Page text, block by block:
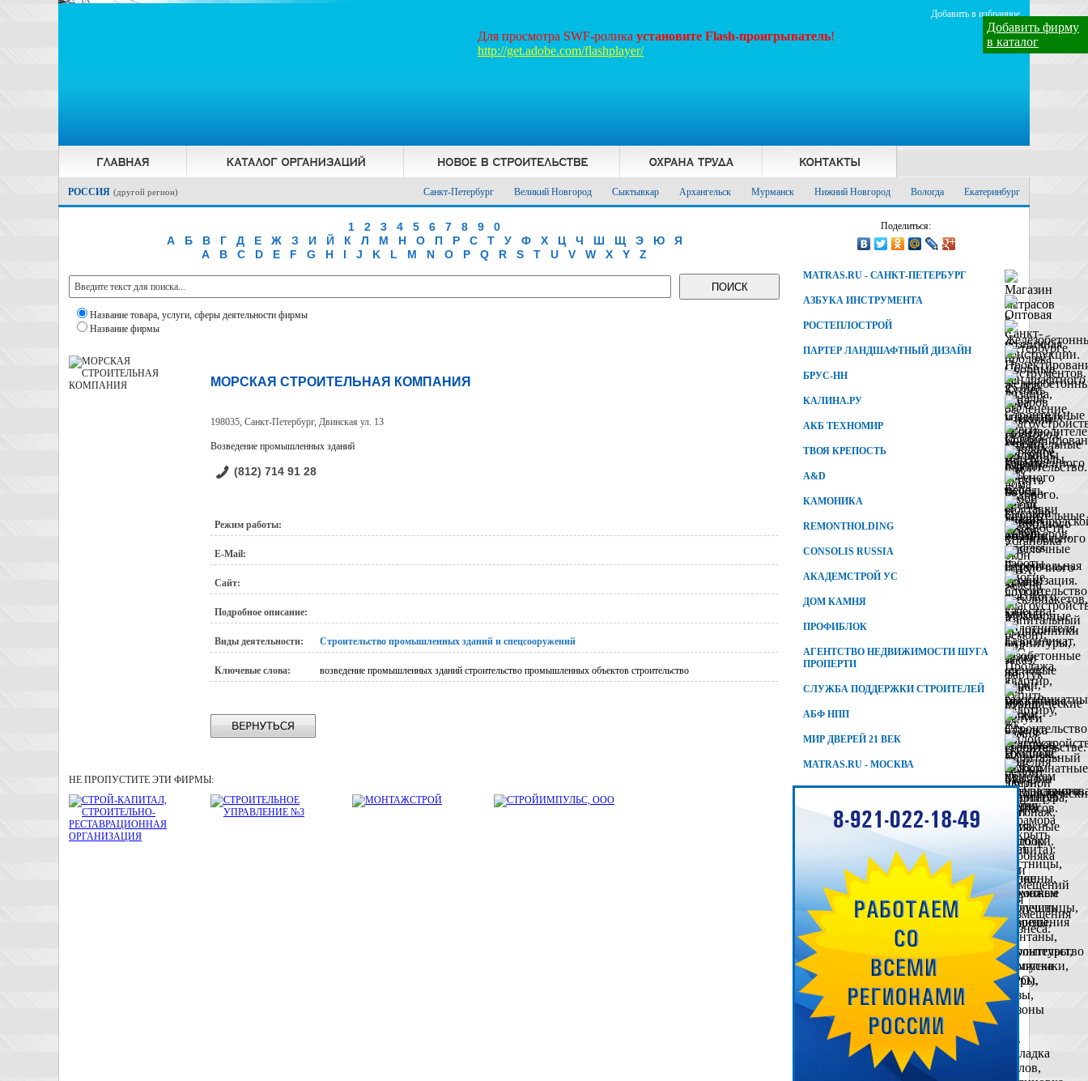
Добавить в избранное
Для просмотра SWF-ролика установите Flash-проигрыватель!
http://get.adobe.com/flashplayer/
РОССИЯ (другой регион) Екатеринбург
Вологда
Нижний Новгород
Мурманск
Архангельск
Сыктывкар
Великий Новгород
Санкт-Петербург
1 2 3 4 5 6 7 8 9
0
А
Б В Г Д Е Ж З И Й К Л М Н О П Р С Т У Ф Х Ц Ч Ш Щ Э Ю
Я
A
B C D E F G H I J K L M N O P Q R S T U V W X Y Z
Название товара, услуги, сферы деятельности фирмы
Название фирмы
МОРСКАЯ СТРОИТЕЛЬНАЯ КОМПАНИЯ
198035, Санкт-Петербург, Двинская ул. 13
Возведение промышленных зданий
(812) 714 91 28
Режим работы:
E-Mail:
Сайт:
Подробное описание:
Виды деятельности: Строительство промышленных зданий и спецсооружений
Ключевые слова: возведение промышленных зданий строительство промышленных объектов строительство
НЕ ПРОПУСТИТЕ ЭТИ ФИРМЫ:
Поделиться:
MATRAS.RU - САНКТ-ПЕТЕРБУРГ
АЗБУКА ИНСТРУМЕНТА
РОСТЕПЛОСТРОЙ
ПАРТЕР ЛАНДШАФТНЫЙ ДИЗАЙН
БРУС-НН
КАЛИНА.РУ
АКБ ТЕХНОМИР
ТВОЯ КРЕПОСТЬ
A&D
КАМОНИКА
REMONTHOLDING
CONSOLIS RUSSIA
АКАДЕМСТРОЙ УС
ДОМ КАМНЯ
ПРОФИБЛОК
АГЕНТСТВО НЕДВИЖИМОСТИ ШУГА
ПРОПЕРТИ
СЛУЖБА ПОДДЕРЖКИ СТРОИТЕЛЕЙ
АБФ НПП
МИР ДВЕРЕЙ 21 ВЕК
MATRAS.RU - МОСКВА
Добавить фирму
в каталог